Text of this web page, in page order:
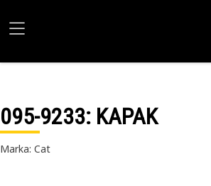
095-9233: KAPAK
Marka: Cat